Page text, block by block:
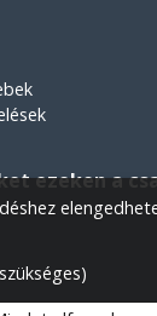
ezeken a